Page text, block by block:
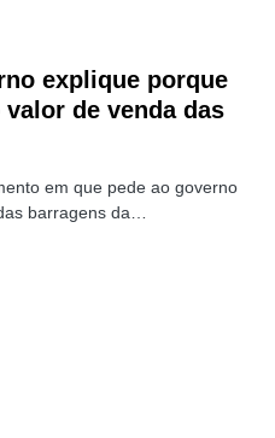
explique porque
de venda das
em que pede ao governo
barragens da…